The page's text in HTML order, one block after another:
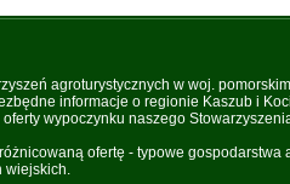
agroturystycznych w woj.
informacje o regionie Kaszub i
wypoczynku naszego
ofertę - typowe gospodarstwa
wiejskich.